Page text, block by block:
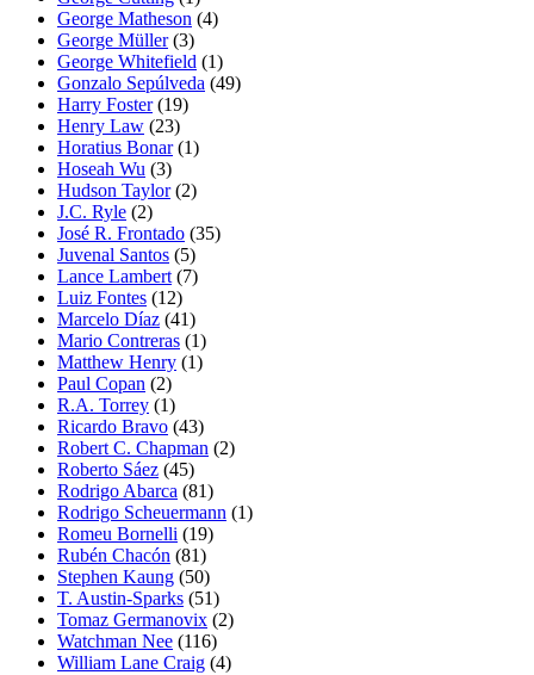
George Matheson (4)
George Müller(3)
George Whitefield (1)
Gonzalo Sepúlveda (49)
Harry Foster(19)
Henry Law (23)
Horatius Bonar(1)
Hoseah Wu (3)
Hudson Taylor(2)
J.C. Ryle (2)
José R. Frontado (35)
Juvenal Santos (5)
Lance Lambert(7)
Luiz Fontes (12)
Marcelo Díaz (41)
Mario Contreras (1)
Matthew Henry (1)
Paul Copan (2)
R.A. Torrey (1)
Ricardo Bravo (43)
Robert C. Chapman (2)
Roberto Sáez (45)
Rodrigo Abarca (81)
Rodrigo Scheuermann (1)
Romeu Bornelli (19)
Rubén Chacón (81)
Stephen Kaung (50)
T. Austin-Sparks (51)
Tomaz Germanovix (2)
Watchman Nee (116)
William Lane Craig (4)